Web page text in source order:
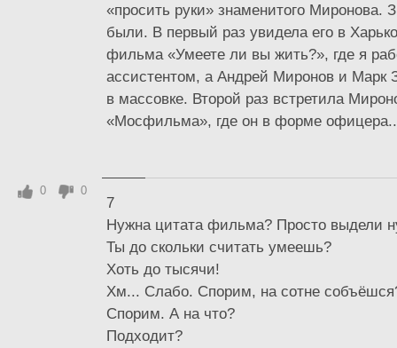
«просить руки» знаменитого Миронова.
были. В первый раз увидела его в
фильма «Умеете ли вы жить?», где я
ассистентом, а Андрей Миронов и Марк
в массовке. Второй раз встретила
«Мосфильма», где он в форме
7
Нужна цитата фильма? Просто выдели
Ты до скольки считать умеешь?
Хоть до тысячи!
Хм... Слабо. Спорим, на сотне
Спорим. А на что?
Подходит?
0 0